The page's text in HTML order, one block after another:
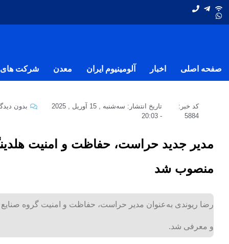
صفحه اصلی
اخبار آلومینیوم ایران معدن شرکت های
کد خبر:
5884
تاریخ انتشار: سه‌شنبه , 15 آوریل , 2025
-
20:03
بدون
مدیر جدید حراست، حفاظت و امنیت
منصوب شد
رضا ریوندی به‌عنوان مدیر حراست، حفاظت و امنیت گروه
و معرفی شد.